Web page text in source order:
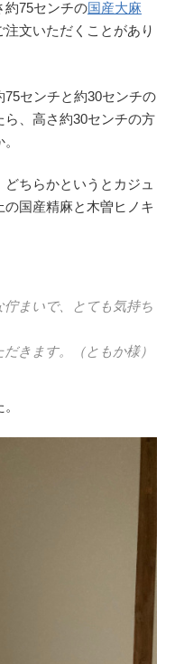
約75センチの国産大麻
注文いただくことがあり
センチと約30センチの
ら、高さ約30センチの方
ちらかというとカジュ
国産精麻と木曽ヒノキ
まいで、とても気持ち
きます。（ともか様）